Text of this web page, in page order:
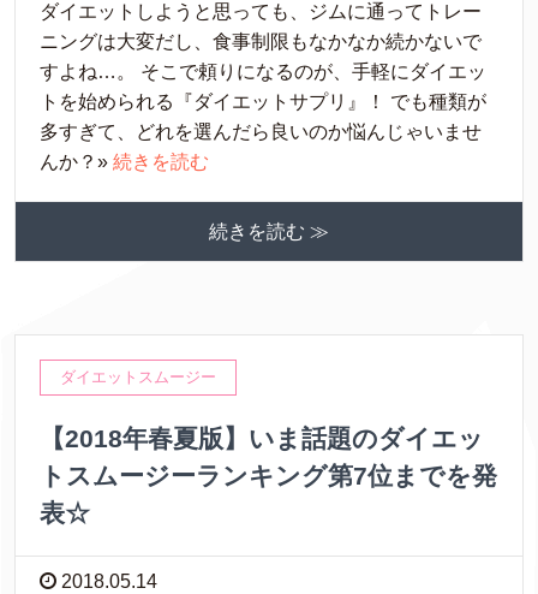
ダイエットしようと思っても、ジムに通ってトレー
ニングは大変だし、食事制限もなかなか続かないで
すよね…。 そこで頼りになるのが、手軽にダイエッ
トを始められる『ダイエットサプリ』！ でも種類が
多すぎて、どれを選んだら良いのか悩んじゃいませ
んか？» 続きを読む
続きを読む ≫
ダイエットスムージー
【2018年春夏版】いま話題のダイエッ
トスムージーランキング第7位までを発
表☆
2018.05.14